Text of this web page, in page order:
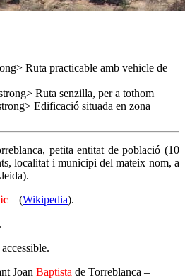
petita entitat de població (10
localitat i municipi del mateix nom, a
– (Wikipedia).
Joan Baptista de Torreblanca –